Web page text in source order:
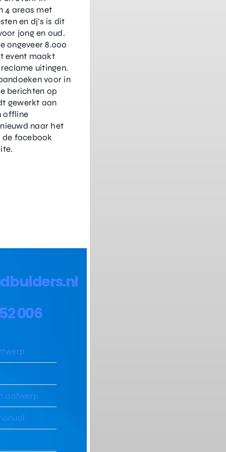
4 areas met
en dj’s is dit
jong en oud.
ongeveer 8.000
event maakt
uitingen.
voor in
berichten op
gewerkt aan
offline
naar het
de facebook
006
ontwerp